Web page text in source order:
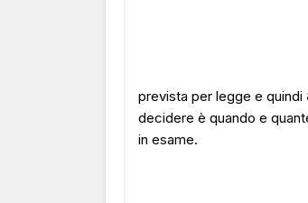
prevista per legge e quindi
decidere è quando e
in esame.